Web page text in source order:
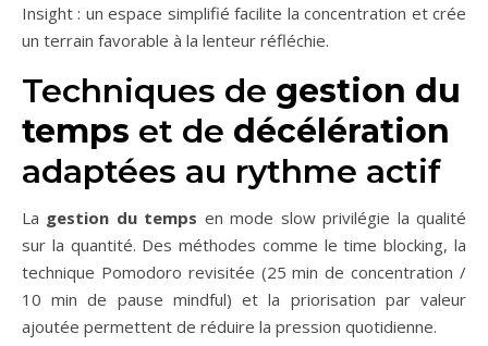
Insight : un espace simplifié facilite la concentration et crée
un terrain favorable à la lenteur réfléchie.
Techniques de gestion du
temps et de décélération
adaptées au rythme actif
La gestion du temps en mode slow privilégie la qualité
sur la quantité. Des méthodes comme le time blocking, la
technique Pomodoro revisitée (25 min de concentration /
10 min de pause mindful) et la priorisation par valeur
ajoutée permettent de réduire la pression quotidienne.